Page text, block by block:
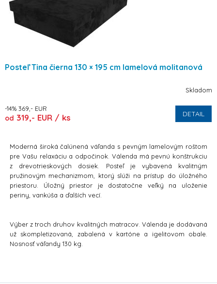
Posteľ Tina čierna 130 × 195 cm lamelová molitanová
Skladom
-14% 369,- EUR
od 319,- EUR / ks DETAIL
Moderná široká čalúnená váľanda s pevným lamelovým roštom
pre Vašu relaxáciu a odpočinok. Válenda má pevnú konštrukciu
z drevotrieskových dosiek. Posteľ je vybavená kvalitným
pružinovým mechanizmom, ktorý slúži na prístup do úložného
priestoru. Úložný priestor je dostatočne veľký na uloženie
periny, vankúša a ďalších vecí.
Výber z troch druhov kvalitných matracov. Válenda je dodávaná
už skompletizovaná, zabalená v kartóne a igelitovom obale.
Nosnosť váľandy 130 kg.